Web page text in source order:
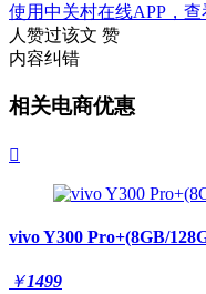
使用中关村在线APP，
人赞过该文 赞
内容纠错
相关电商优惠

vivo Y300 Pro+(8GB/
￥1499